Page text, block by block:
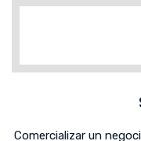
Comercializar un